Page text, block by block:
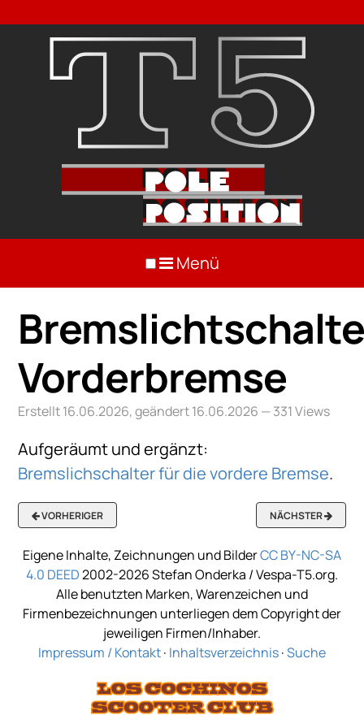
Menü
Vorderbremse
Erstellt 16.06.2026, geändert 16.06.2026 — 331 Views
Aufgeräumt und ergänzt:
Bremslichschalter für die vordere Bremse.
VORHERIGER NÄCHSTER
Eigene Inhalte, Zeichnungen und BilderCC BY-NC-SA
4.0 DEED2002-2026 Stefan Onderka / Vespa-T5.org.
Alle benutzten Marken, Warenzeichen und
Firmenbezeichnungen unterliegen dem Copyright der
jeweiligen Firmen/Inhaber.
Impressum / Kontakt· Inhaltsverzeichnis·Suche